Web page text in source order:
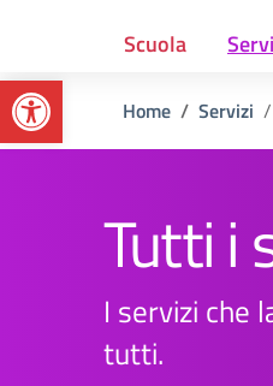
Apri la barra
Scuola
Home Servizi
Tutti i
I servizi che
tutti.